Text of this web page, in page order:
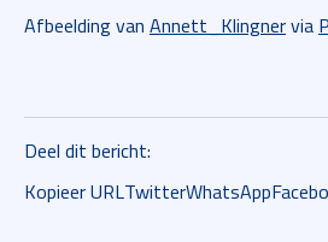
Afbeelding van Annett_Klingnervia
Deel dit bericht:
Kopieer URLTwitterWhatsApp